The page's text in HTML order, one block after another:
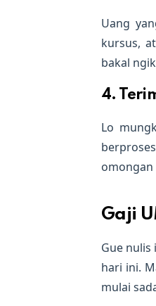
Uang
kursus,
bakal
4.
Lo
omongan
Gaji
Gue
hari ini.
mulai